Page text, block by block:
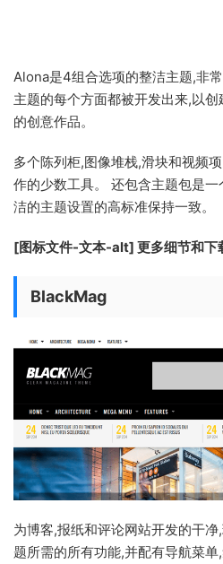
Alona是4组合选项的整洁主题,非
主题的每个方面都被开发出来,以
的创意作品。
多个陈列柜,图像堆栈,滑块和视频
作的少数工具。 还包含主题包是
洁的主题设置的高标准保持一致。
[图标文件-文本-alt] 更多细节和下
BlackMag
为博客,报纸和评论网站开发的干
题所需的所有功能,并配有导航菜